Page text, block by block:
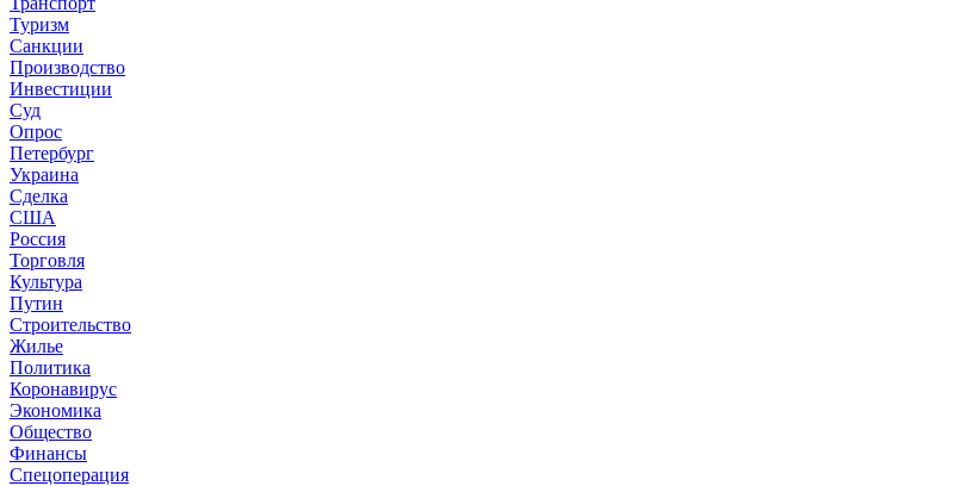
Туризм
Санкции
Производство
Инвестиции
Суд
Опрос
Петербург
Украина
Сделка
США
Россия
Торговля
Культура
Путин
Строительство
Жилье
Политика
Коронавирус
Экономика
Общество
Финансы
Спецоперация